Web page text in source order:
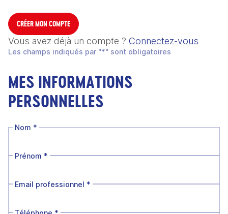
CRÉER MON COMPTE
Vous avez déjà un compte ? Connectez-vous
Les champs indiqués par "*" sont obligatoires
MES INFORMATIONS
PERSONNELLES
Nom *
Prénom *
Email professionnel *